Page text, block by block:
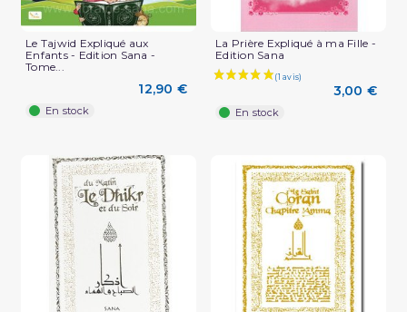
(1 avis)
Le Tajwid Expliqué aux
Enfants - Edition Sana -
Tome...
12,90 €
En stock
La Prière Expliqué à ma Fille -
Edition Sana
3,00 €
En stock